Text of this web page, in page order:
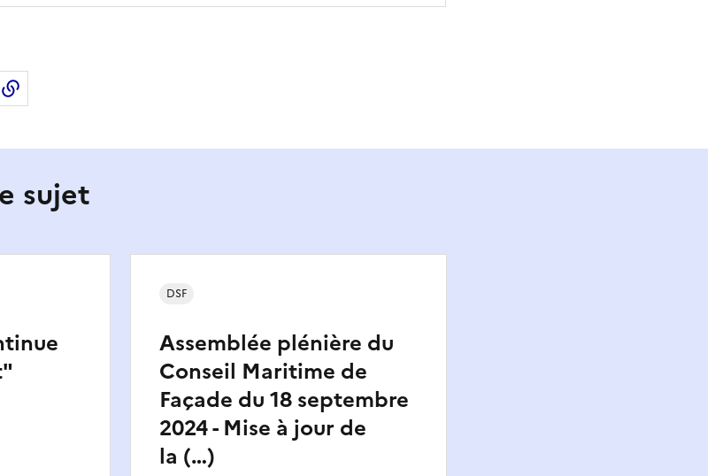
LinkedInpar email
sujet
Assemblée plénière du
Conseil Maritime de
Façade du 18 septembre
2024 - Mise à jour de
la (…)
DSF